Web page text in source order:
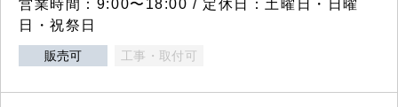
営業時間：9:00〜18:00 / 定休日：土曜日・日曜
日・祝祭日
販売可 工事・取付可